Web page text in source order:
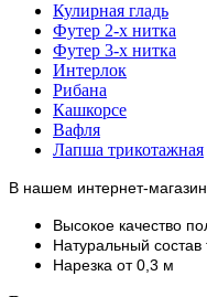
Кулирная гладь
Футер 2-х нитка
Футер 3-х нитка
Интерлок
Рибана
Кашкорсе
Вафля
Лапша трикотажная
В нашем интернет-
Высокое качество
Натуральный состав
Нарезка от 0,3 м